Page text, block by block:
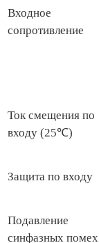
Входное
сопротивление
Ток смещения по
входу (25℃)
Защита по входу
Подавление
синфазных помех